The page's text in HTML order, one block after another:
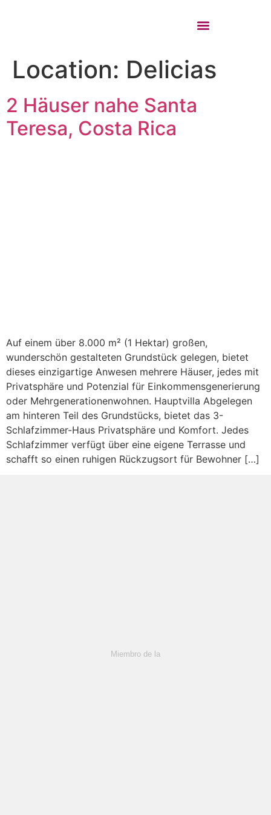
Location: Delicias
2 Häuser nahe Santa
Teresa, Costa Rica
Auf einem über 8.000 m² (1 Hektar) großen,
wunderschön gestalteten Grundstück gelegen, bietet
dieses einzigartige Anwesen mehrere Häuser, jedes mit
Privatsphäre und Potenzial für Einkommensgenerierung
oder Mehrgenerationenwohnen. Hauptvilla Abgelegen
am hinteren Teil des Grundstücks, bietet das 3-
Schlafzimmer-Haus Privatsphäre und Komfort. Jedes
Schlafzimmer verfügt über eine eigene Terrasse und
schafft so einen ruhigen Rückzugsort für Bewohner […]
Miembro de la